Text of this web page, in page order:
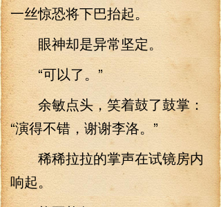
一丝惊恐将下巴抬起。
眼神却是异常坚定。
“可以了。”
余敏点头，笑着鼓了鼓掌：
“演得不错，谢谢李洛。”
稀稀拉拉的掌声在试镜房内
响起。